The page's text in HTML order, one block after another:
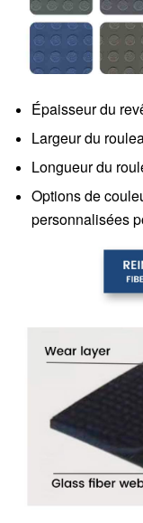
Épaisseur du
Largeur du
Longueur du
Options de
personnalisées